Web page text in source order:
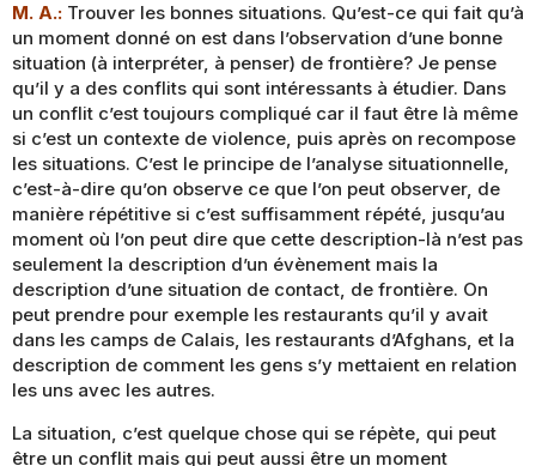
M. A.: Trouver les bonnes situations. Qu’est-ce qui fait qu’à
un moment donné on est dans l’observation d’une bonne
situation (à interpréter, à penser) de frontière? Je pense
qu’il y a des conflits qui sont intéressants à étudier. Dans
un conflit c’est toujours compliqué car il faut être là même
si c’est un contexte de violence, puis après on recompose
les situations. C’est le principe de l’analyse situationnelle,
c’est-à-dire qu’on observe ce que l’on peut observer, de
manière répétitive si c’est suffisamment répété, jusqu’au
moment où l’on peut dire que cette description-là n’est pas
seulement la description d’un évènement mais la
description d’une situation de contact, de frontière. On
peut prendre pour exemple les restaurants qu’il y avait
dans les camps de Calais, les restaurants d’Afghans, et la
description de comment les gens s’y mettaient en relation
les uns avec les autres.
La situation, c’est quelque chose qui se répète, qui peut
être un conflit mais qui peut aussi être un moment